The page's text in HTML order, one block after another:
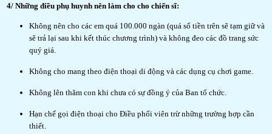
4/ Những điều phụ huynh nên làm cho cho chiến sĩ:
Không nên cho các em quá 100.000 ngàn (quá số tiền trên sẽ tạm giữ và
sẽ trả lại sau khi kết thúc chương trình) và không đeo các đồ trang sức
quý giá.
Không cho mang theo điện thoại di động và các dụng cụ chơi game.
Không lên thăm con khi chưa có sự đồng ý của Ban tổ chức.
Hạn chế gọi điện thoại cho Điều phối viên trừ những trường hợp cần
thiết.